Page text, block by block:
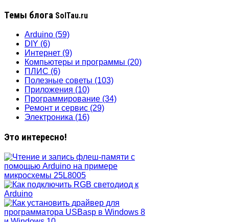
Темы блога SolTau.ru
Arduino (59)
DIY (6)
Интернет (9)
Компьютеры и программы (20)
ПЛИС (6)
Полезные советы (103)
Приложения (10)
Программирование (34)
Ремонт и сервис (29)
Электроника (16)
Это интересно!